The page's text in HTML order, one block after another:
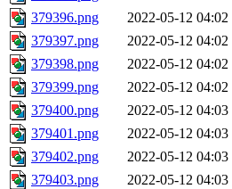
379396.png
2022-05-12 04:02
379397.png
2022-05-12 04:02
379398.png
2022-05-12 04:02
379399.png
2022-05-12 04:02
379400.png
2022-05-12 04:03
379401.png
2022-05-12 04:03
379402.png
2022-05-12 04:03
379403.png
2022-05-12 04:03